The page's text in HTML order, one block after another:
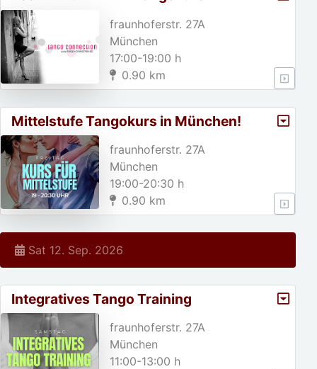
München
fraunhoferstr. 27A
München
17:00-19:00 h
0.90 km
Mittelstufe Tangokurs in München!
fraunhoferstr. 27A
München
19:00-20:30 h
0.90 km
Sat 12. Sep. 2026
Integratives Tango Training
fraunhoferstr. 27A
München
11:00-13:00 h